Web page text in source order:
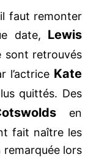
faut remonter
date, Lewis
sont retrouvés
l’actrice Kate
quittés. Des
en
fait naître les
remarquée lors